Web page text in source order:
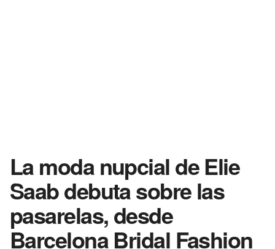
La moda nupcial de Elie
Saab debuta sobre las
pasarelas, desde
Barcelona Bridal Fashion